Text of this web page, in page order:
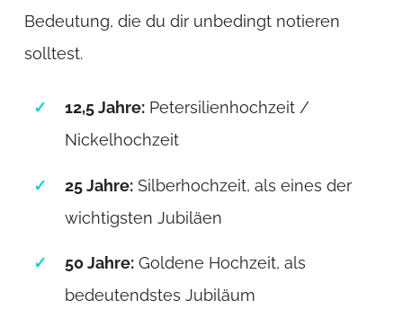
Bedeutung, die du dir unbedingt notieren
solltest.
12,5 Jahre:Petersilienhochzeit /
Nickelhochzeit
25 Jahre:Silberhochzeit, als eines der
wichtigsten Jubiläen
50 Jahre:Goldene Hochzeit, als
bedeutendstes Jubiläum